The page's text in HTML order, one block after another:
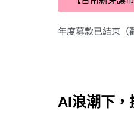
年度募款已結束（
AI浪潮下，